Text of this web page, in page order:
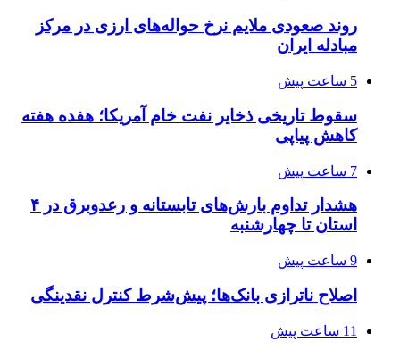
روند صعودی ملایم نرخ حواله‌های ارزی در مرکز
مبادله ایران
5 ساعت پیش
سقوط تاریخی ذخایر نفت خام آمریکا؛ هفده هفته
کاهش پیاپی
7 ساعت پیش
هشدار تداوم بارش‌های تابستانه و رعدوبرق در ۴
استان تا چهارشنبه
9 ساعت پیش
اصلاح ناترازی بانک‌ها؛ پیش‌شرط کنترل نقدینگی
11 ساعت پیش